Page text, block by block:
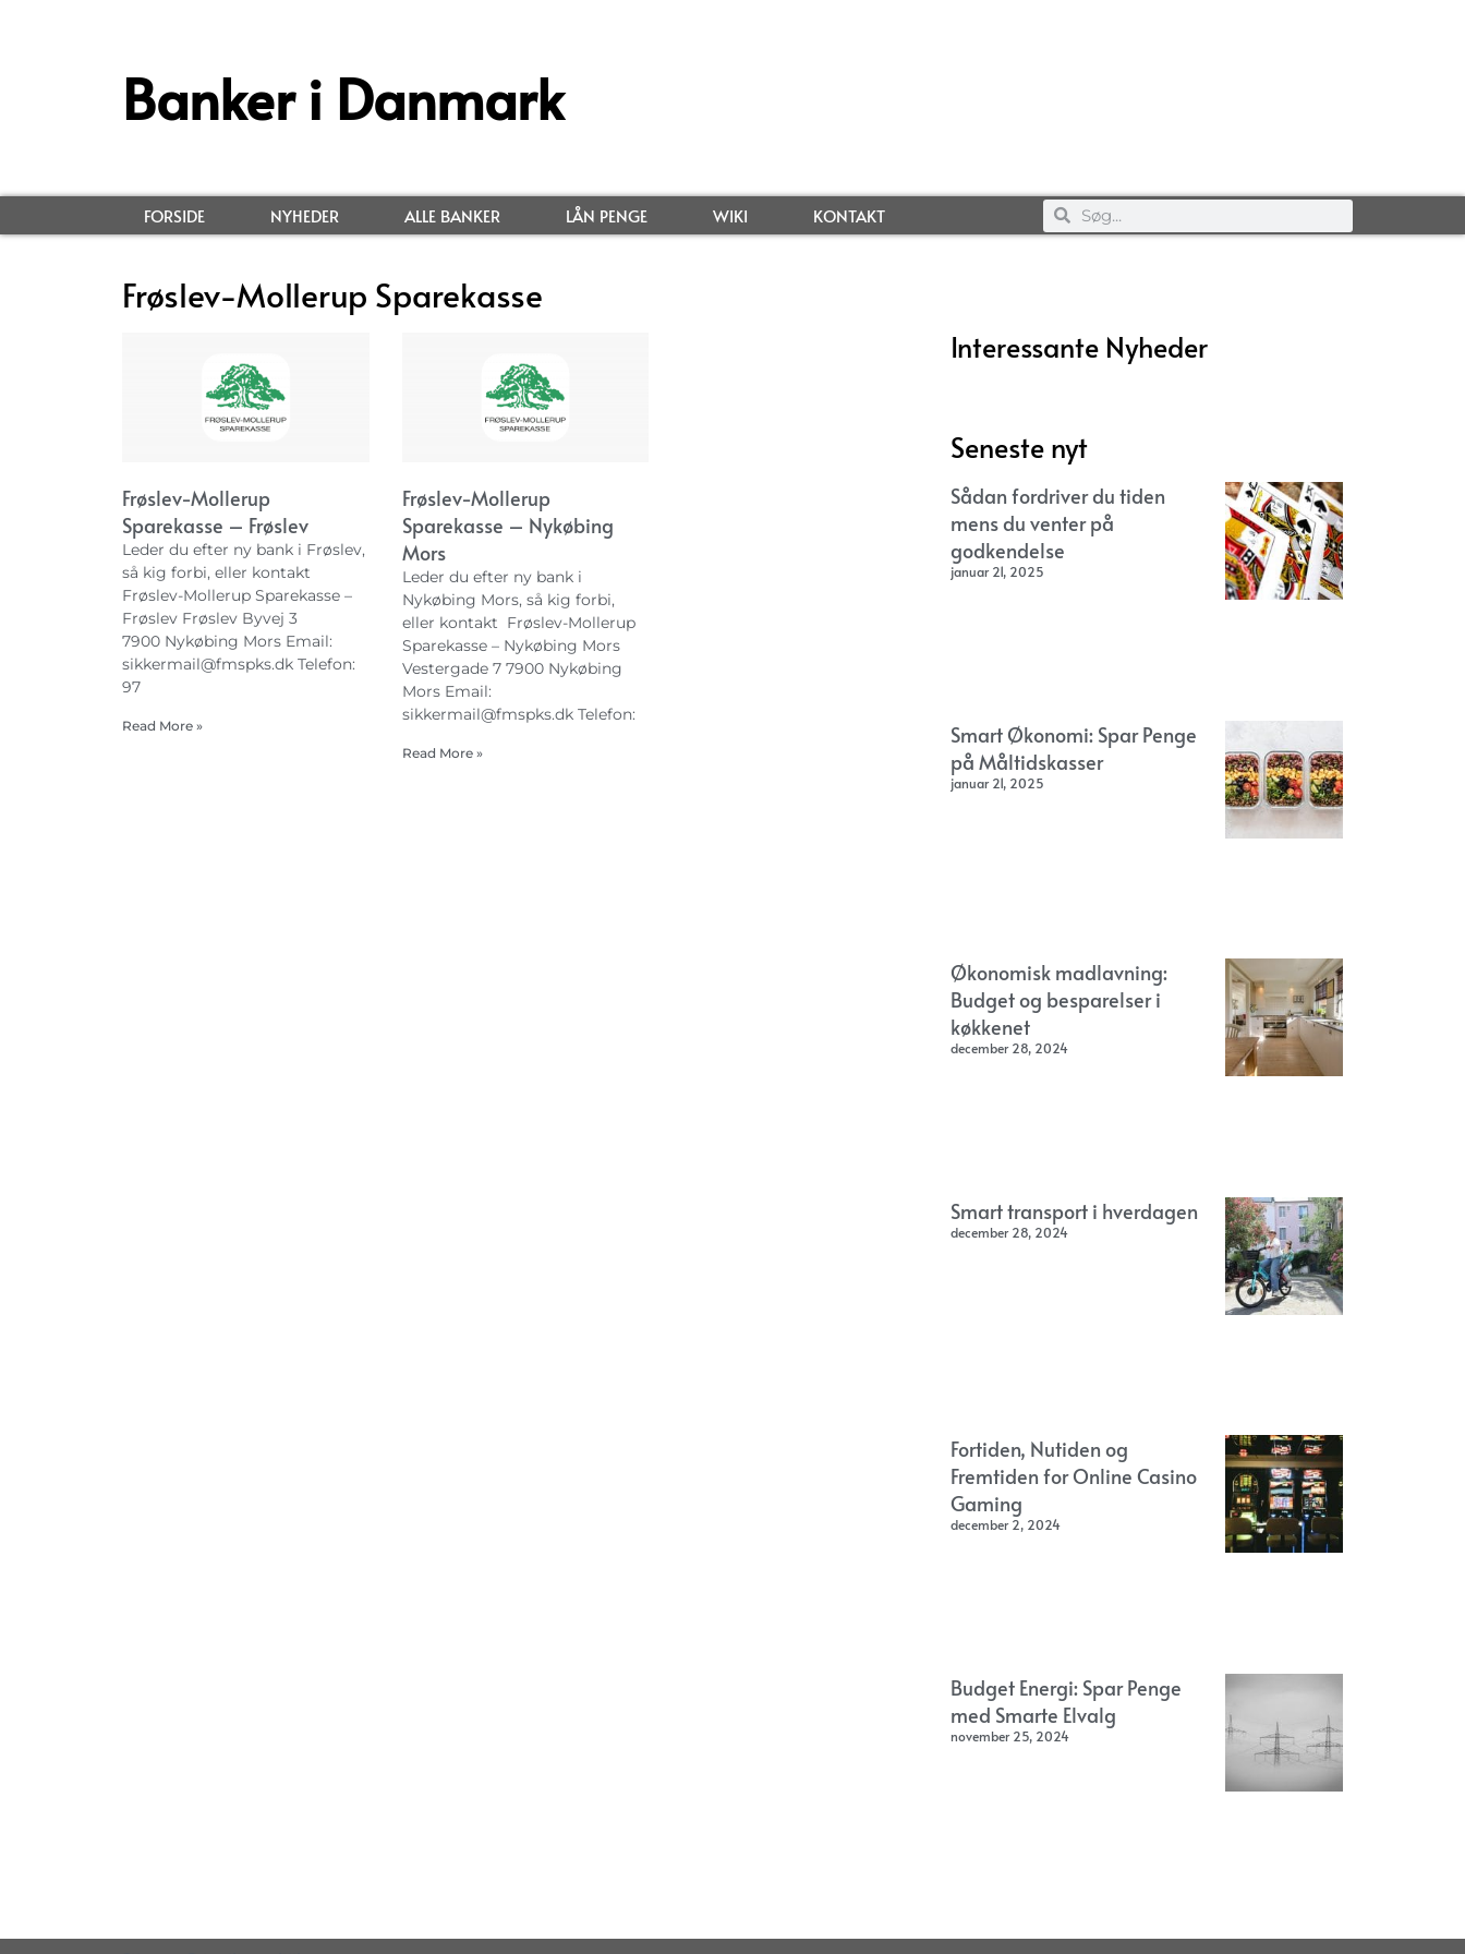
Banker i Danmark
FORSIDE NYHEDER ALLE BANKER LÅN PENGE WIKI KONTAKT
Frøslev-Mollerup Sparekasse
Frøslev-Mollerup
Sparekasse – Frøslev
Leder du efter ny bank i Frøslev,
så kig forbi, eller kontakt
Frøslev-Mollerup Sparekasse –
Frøslev Frøslev Byvej 3
7900 Nykøbing Mors Email:
sikkermail@fmspks.dk Telefon:
97
Read More »
Frøslev-Mollerup
Sparekasse – Nykøbing
Mors
Leder du efter ny bank i
Nykøbing Mors, så kig forbi,
eller kontakt Frøslev-Mollerup
Sparekasse – Nykøbing Mors
Vestergade 7 7900 Nykøbing
Mors Email:
sikkermail@fmspks.dkTelefon:
Read More »
Interessante Nyheder
Seneste nyt
Sådan fordriver du tiden
mens du venter på
godkendelse
januar 21, 2025
Smart Økonomi: Spar Penge
på Måltidskasser
januar 21, 2025
Økonomisk madlavning:
Budget og besparelser i
køkkenet
december 28, 2024
Smart transport i hverdagen
december 28, 2024
Fortiden, Nutiden og
Fremtiden for Online Casino
Gaming
december 2, 2024
Budget Energi: Spar Penge
med Smarte Elvalg
november 25, 2024